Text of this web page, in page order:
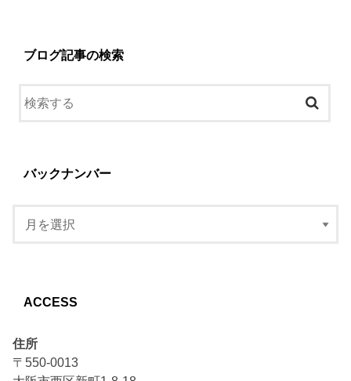
ブログ記事の検索
バックナンバー
ACCESS
住所
〒550-0013